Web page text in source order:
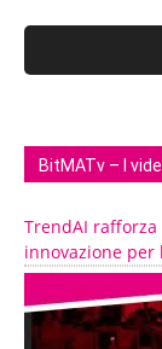
BitMATv – I
TrendAI rafforza
innovazione